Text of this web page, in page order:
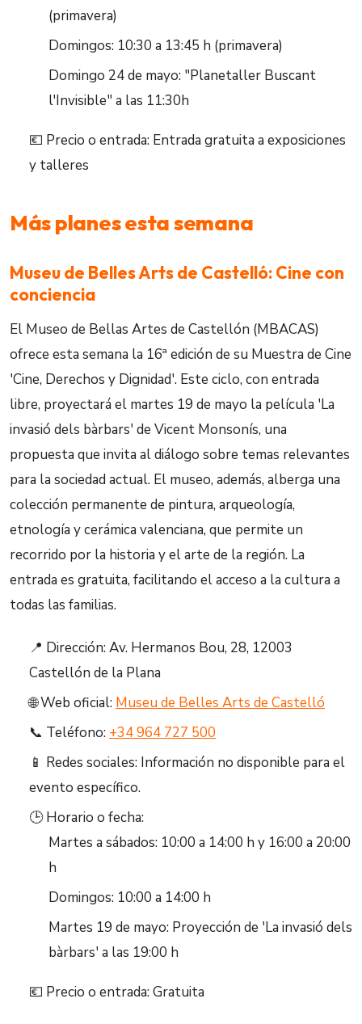
(primavera)
Domingos: 10:30 a 13:45 h (primavera)
Domingo 24 de mayo: "Planetaller Buscant
l'Invisible" a las 11:30h
💶 Precio o entrada: Entrada gratuita a exposiciones
y talleres
Más planes esta semana
Museu de Belles Arts de Castelló: Cine con
conciencia
El Museo de Bellas Artes de Castellón (MBACAS)
ofrece esta semana la 16ª edición de su Muestra de Cine
'Cine, Derechos y Dignidad'. Este ciclo, con entrada
libre, proyectará el martes 19 de mayo la película 'La
invasió dels bàrbars' de Vicent Monsonís, una
propuesta que invita al diálogo sobre temas relevantes
para la sociedad actual. El museo, además, alberga una
colección permanente de pintura, arqueología,
etnología y cerámica valenciana, que permite un
recorrido por la historia y el arte de la región. La
entrada es gratuita, facilitando el acceso a la cultura a
todas las familias.
📍 Dirección: Av. Hermanos Bou, 28, 12003
Castellón de la Plana
🌐 Web oficial: Museu de Belles Arts de Castelló
📞 Teléfono: +34 964 727 500
📱 Redes sociales: Información no disponible para el
evento específico.
🕒 Horario o fecha:
Martes a sábados: 10:00 a 14:00 h y 16:00 a 20:00
h
Domingos: 10:00 a 14:00 h
Martes 19 de mayo: Proyección de 'La invasió dels
bàrbars' a las 19:00 h
💶 Precio o entrada: Gratuita